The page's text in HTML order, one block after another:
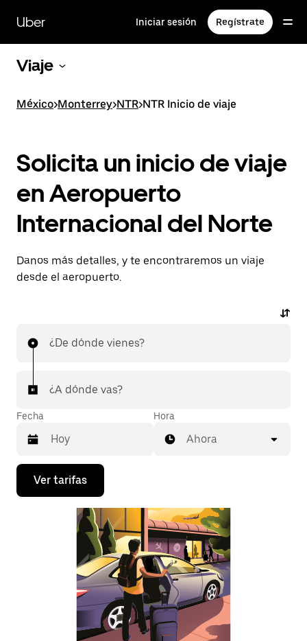
contenido
principal
Uber Iniciar sesión Regístrate
Viaje
México>Monterrey>NTR>NTR Inicio de viaje
Solicita un inicio de viaje
en Aeropuerto
Internacional del Norte
Danos más detalles, y te encontraremos un viaje
desde el aeropuerto.
¿De dónde vienes?
¿A dónde vas?
Fecha
Presiona
flecha
Hora
Ahora
Ver tarifas